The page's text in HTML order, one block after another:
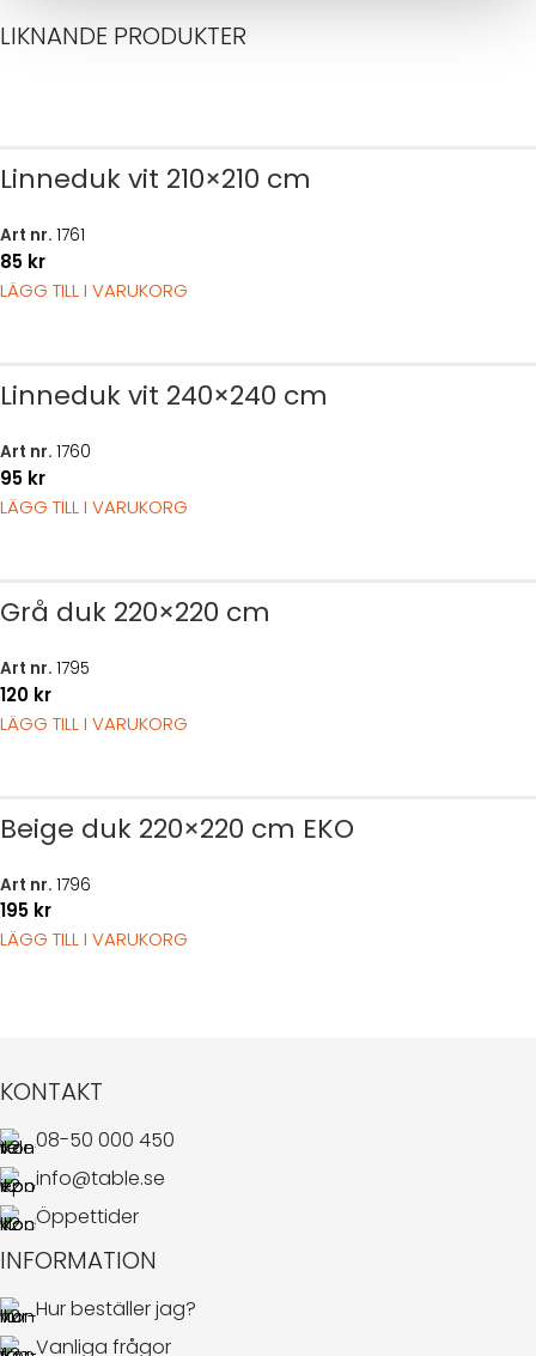
LIKNANDE PRODUKTER
Linneduk vit 210×210 cm
Art nr. 1761
85 kr
LÄGG TILL I VARUKORG
Linneduk vit 240×240 cm
Art nr. 1760
95 kr
LÄGG TILL I VARUKORG
Grå duk 220×220 cm
Art nr. 1795
120 kr
LÄGG TILL I VARUKORG
Beige duk 220×220 cm EKO
Art nr. 1796
195 kr
LÄGG TILL I VARUKORG
KONTAKT
08-50 000 450
info@table.se
Öppettider
INFORMATION
Hur beställer jag?
Vanliga frågor